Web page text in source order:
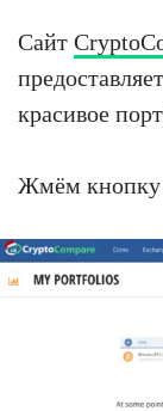
Сайт
красивое
Жмём кнопку